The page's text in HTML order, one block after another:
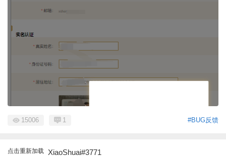
#BUG反馈
15006 1
点击重新加载 XiaoShuai#3771